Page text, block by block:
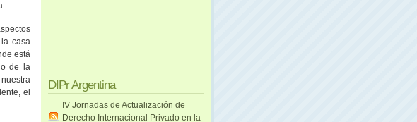
casa
está
de la
el
DIPr Argentina
IV Jornadas de Actualización de
Derecho Internacional Privado en la